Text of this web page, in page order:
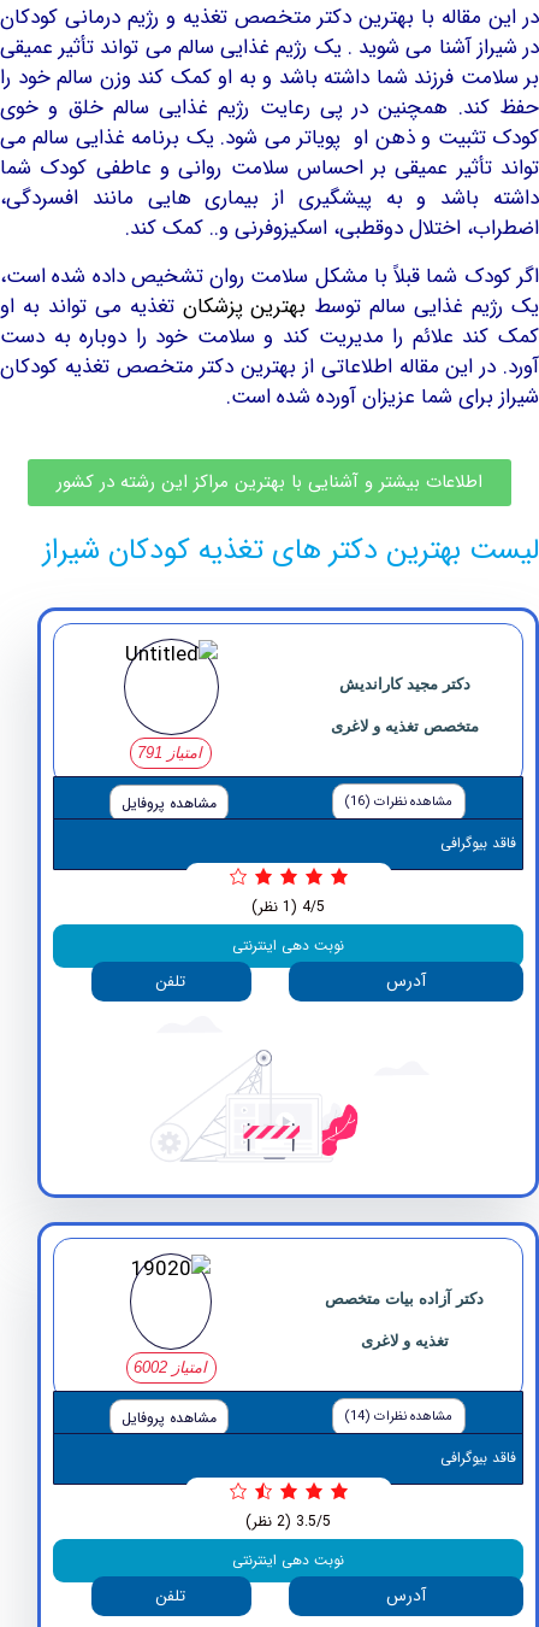
با بهترین دکتر متخصص تغذیه و رژیم درمانی کودکان
آشنا می شوید . یک رژیم غذایی سالم می تواند تأثیر عمیقی
فرزند شما داشته باشد و به او کمک کند وزن سالم خود را
همچنین در پی رعایت رژیم غذایی سالم خلق و خوی
و ذهن او پویاتر می شود. یک برنامه غذایی سالم می
عمیقی بر احساس سلامت روانی و عاطفی کودک شما
و به پیشگیری از بیماری هایی مانند افسردگی،
اختلال دوقطبی، اسکیزوفرنی و.. کمک کند.
شما قبلاً با مشکل سلامت روان تشخیص داده شده است،
غذایی سالم توسطبهترین پزشکانتغذیه می تواند به او
علائم را مدیریت کند و سلامت خود را دوباره به دست
این مقاله اطلاعاتی از بهترین دکتر متخصص تغذیه کودکان
شما عزیزان آورده شده است.
بیشتر و آشنایی با بهترین مراکز این رشته در کشور
دکتر های تغذیه کودکان شیراز
دکتر مجید کاراندیش
متخصص تغذیه و لاغری
مشاهده نظرات (16)
مشاهده پروفایل
نوبت دهی اینترنتی
آزاده بیات متخصص
تغذیه و لاغری
مشاهده نظرات (14)
مشاهده پروفایل
نوبت دهی اینترنتی